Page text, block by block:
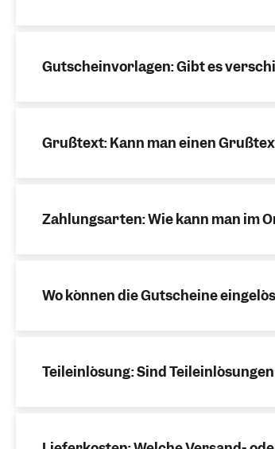
Wähle einen Wertgutschein
Zahle sicher und einfach mit
Gutscheinvorlagen: Gibt es
Grußtext: Kann man einen
Zahlungsarten: Wie kann man im
Wo können die Gutscheine
In allen geöffneten Filialen
Teileinlösung: Sind